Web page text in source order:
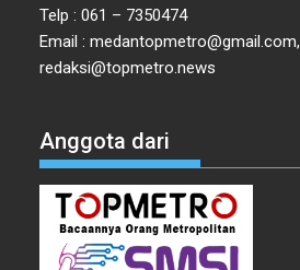
Telp : 061 – 7350474
Email : medantopmetro@gmail.com,
redaksi@topmetro.news
Anggota dari